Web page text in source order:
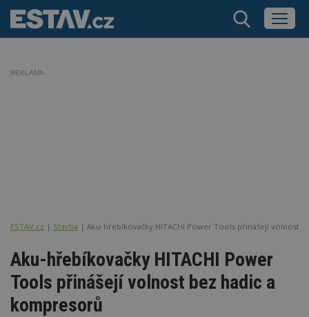
REKLAMA
ESTAV.cz Stavba Aku-hřebíkovačky HITACHI Power Tools přinášejí volnost
Aku-hřebíkovačky HITACHI Power
Tools přinášejí volnost bez hadic a
kompresorů